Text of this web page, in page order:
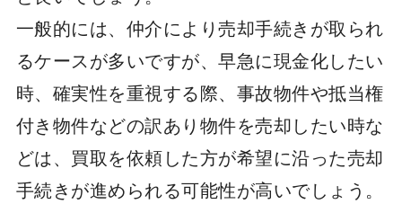
一般的には、仲介により売却手続きが取られ
るケースが多いですが、早急に現金化したい
時、確実性を重視する際、事故物件や抵当権
付き物件などの訳あり物件を売却したい時な
どは、買取を依頼した方が希望に沿った売却
手続きが進められる可能性が高いでしょう。